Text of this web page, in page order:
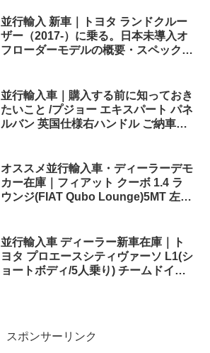
並行輸入 新車｜トヨタ ランドクルー
ザー（2017-）に乗る。日本未導入オ
フローダーモデルの概要・スペック・
並行輸入車｜購入する前に知っておき
たいこと /プジョー エキスパート パネ
ルバン 英国仕様右ハンドル ご納車に
オススメ並行輸入車・ディーラーデモ
カー在庫｜フィアット クーボ 1.4 ラ
ウンジ(FIAT Qubo Lounge)5MT 左ハ
並行輸入車 ディーラー新車在庫｜ト
ヨタ プロエースシティヴァーソ L1(シ
ョートボディ/5人乗り) チームドイツ
スポンサーリンク